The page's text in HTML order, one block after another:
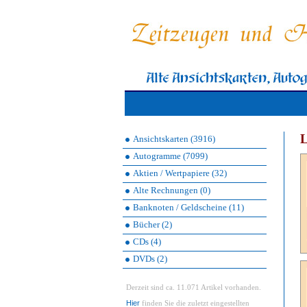
Ansichtskarten (3916)
Autogramme (7099)
Aktien / Wertpapiere (32)
Alte Rechnungen (0)
Banknoten / Geldscheine (11)
Bücher (2)
CDs (4)
DVDs (2)
Derzeit sind ca. 11.071 Artikel vorhanden.
Hier finden Sie die zuletzt eingestellten